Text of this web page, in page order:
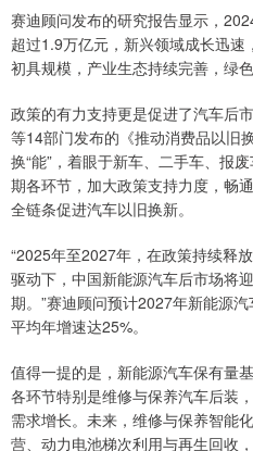
赛迪顾问发布的研究报告显示，
超过1.9万亿元，新兴领域成长迅
初具规模，产业生态持续完善，绿
政策的有力支持更是促进了汽车后
等14部门发布的《推动消费品以旧
换“能”，着眼于新车、二手车、报
期各环节，加大政策支持力度，畅
全链条促进汽车以旧换新。
“2025年至2027年，在政策持续释
驱动下，中国新能源汽车后市场将
期。”赛迪顾问预计2027年新能源
平均年增速达25%。
值得一提的是，新能源汽车保有量
各环节特别是维修与保养汽车后装
需求增长。未来，维修与保养智能
营、动力电池梯次利用与再生回收